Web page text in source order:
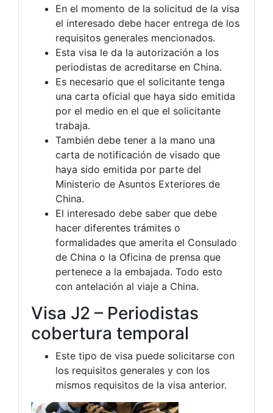
En el momento de la solicitud de la visa
el interesado debe hacer entrega de los
requisitos generales mencionados.
Esta visa le da la autorización a los
periodistas de acreditarse en China.
Es necesario que el solicitante tenga
una carta oficial que haya sido emitida
por el medio en el que el solicitante
trabaja.
También debe tener a la mano una
carta de notificación de visado que
haya sido emitida por parte del
Ministerio de Asuntos Exteriores de
China.
El interesado debe saber que debe
hacer diferentes trámites o
formalidades que amerita el Consulado
de China o la Oficina de prensa que
pertenece a la embajada. Todo esto
con antelación al viaje a China.
Visa J2 – Periodistas
cobertura temporal
Este tipo de visa puede solicitarse con
los requisitos generales y con los
mismos requisitos de la visa anterior.